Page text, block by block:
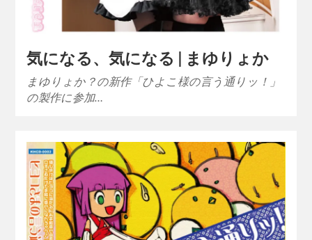
気になる、気になる | まゆりょか
まゆりょか？の新作「ひよこ様の言う通りッ！」
の製作に参加…